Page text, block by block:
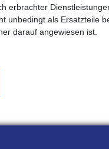
erbrachter
unbedingt als Ersatzteile
darauf angewiesen ist.